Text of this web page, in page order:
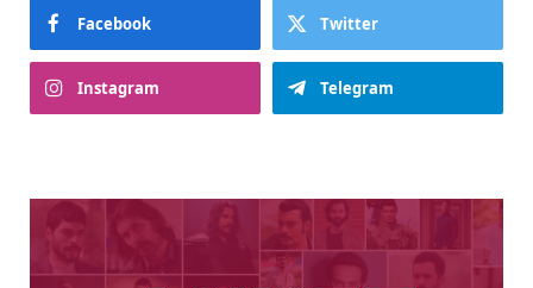
Facebook Twitter
Instagram Telegram